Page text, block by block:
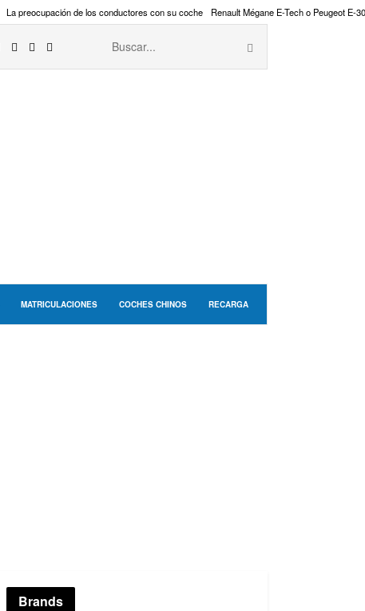
La preocupación de los conductores con su coche Renault Mégane E-Tech o Peugeot E-
MATRICULACIONES COCHES CHINOS RECARGA
Brands